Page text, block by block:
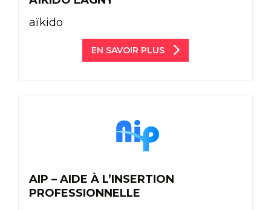
aïkido
EN SAVOIR PLUS
AIP – AIDE À L’INSERTION
PROFESSIONNELLE